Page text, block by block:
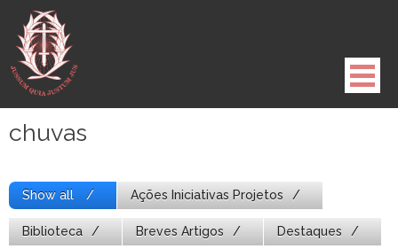
para
conteúdo
chuvas
Show all Ações Iniciativas Projetos
Biblioteca Breves Artigos Destaques